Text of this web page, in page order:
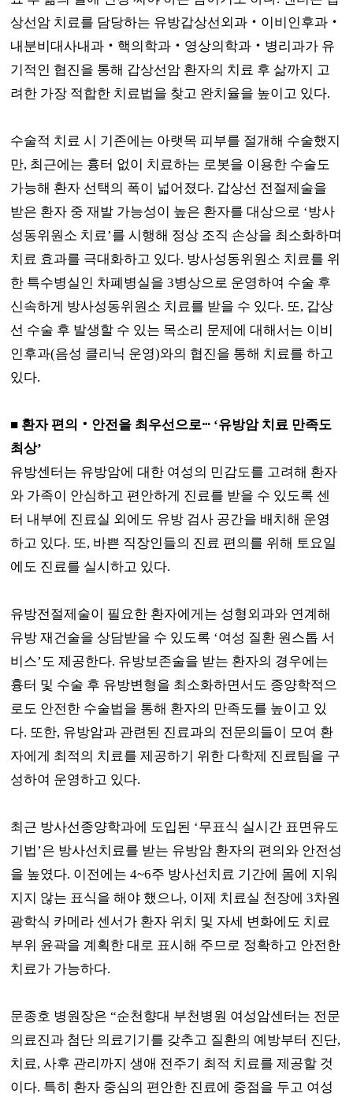
상선암 치료를 담당하는 유방갑상선외과 ‧ 이비인후과 ‧
내분비대사내과 ‧ 핵의학과 ‧ 영상의학과 ‧ 병리과가 유
기적인 협진을 통해 갑상선암 환자의 치료 후 삶까지 고
려한 가장 적합한 치료법을 찾고 완치율을 높이고 있다.
수술적 치료 시 기존에는 아랫목 피부를 절개해 수술했지
만, 최근에는 흉터 없이 치료하는 로봇을 이용한 수술도
가능해 환자 선택의 폭이 넓어졌다. 갑상선 전절제술을
받은 환자 중 재발 가능성이 높은 환자를 대상으로 ‘방사
성동위원소 치료’를 시행해 정상 조직 손상을 최소화하며
치료 효과를 극대화하고 있다. 방사성동위원소 치료를 위
한 특수병실인 차폐병실을3병상으로 운영하여 수술 후
신속하게 방사성동위원소 치료를 받을 수 있다. 또, 갑상
선 수술 후 발생할 수 있는 목소리 문제에 대해서는 이비
인후과(음성 클리닉 운영)와의 협진을 통해 치료를 하고
있다.
■ 환자 편의 ‧ 안전을 최우선으로ⵈ ‘유방암 치료 만족도
최상’
유방센터는 유방암에 대한 여성의 민감도를 고려해 환자
와 가족이 안심하고 편안하게 진료를 받을 수 있도록 센
터 내부에 진료실 외에도 유방 검사 공간을 배치해 운영
하고 있다. 또, 바쁜 직장인들의 진료 편의를 위해 토요일
에도 진료를 실시하고 있다.
유방전절제술이 필요한 환자에게는 성형외과와 연계해
유방 재건술을 상담받을 수 있도록 ‘여성 질환 원스톱 서
비스’도 제공한다. 유방보존술을 받는 환자의 경우에는
흉터 및 수술 후 유방변형을 최소화하면서도 종양학적으
로도 안전한 수술법을 통해 환자의 만족도를 높이고 있
다. 또한, 유방암과 관련된 진료과의 전문의들이 모여 환
자에게 최적의 치료를 제공하기 위한 다학제 진료팀을 구
성하여 운영하고 있다.
최근 방사선종양학과에 도입된 ‘무표식 실시간 표면유도
기법’은 방사선치료를 받는 유방암 환자의 편의와 안전성
을 높였다. 이전에는4~6주 방사선치료 기간에 몸에 지워
지지 않는 표식을 해야 했으나, 이제 치료실 천장에3차원
광학식 카메라 센서가 환자 위치 및 자세 변화에도 치료
부위 윤곽을 계획한 대로 표시해 주므로 정확하고 안전한
치료가 가능하다.
문종호 병원장은“순천향대 부천병원 여성암센터는 전문
의료진과 첨단 의료기기를 갖추고 질환의 예방부터 진단,
치료,사후 관리까지 생애 전주기 최적 치료를 제공할 것
이다. 특히 환자 중심의 편안한 진료에 중점을 두고 여성